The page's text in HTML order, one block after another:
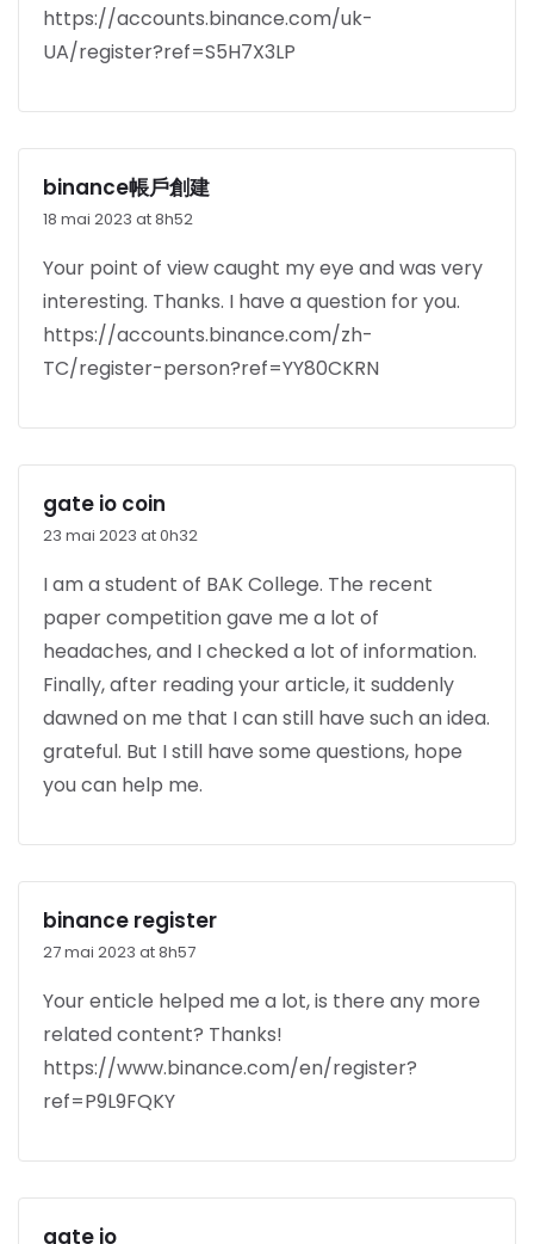
https://accounts.binance.com/uk-
UA/register?ref=S5H7X3LP
binance帳戶創建
18 mai 2023 at 8h52
Your point of view caught my eye and was very
interesting. Thanks. I have a question for you.
https://accounts.binance.com/zh-
TC/register-person?ref=YY80CKRN
gate io coin
23 mai 2023 at 0h32
I am a student of BAK College. The recent
paper competition gave me a lot of
headaches, and I checked a lot of information.
Finally, after reading your article, it suddenly
dawned on me that I can still have such an idea.
grateful. But I still have some questions, hope
you can help me.
binance register
27 mai 2023 at 8h57
Your enticle helped me a lot, is there any more
related content? Thanks!
https://www.binance.com/en/register?
ref=P9L9FQKY
gate io